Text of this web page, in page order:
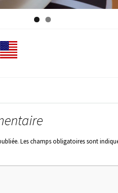
Les champs obligatoires sont